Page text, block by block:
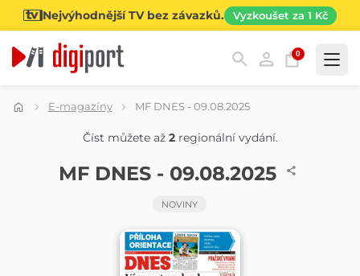
Nejvýhodnější TV bez závazků. Vyzkoušet za 1 Kč
0
Kategorie
E-magazíny MF DNES - 09.08.2025
MF DNES - 09.08.2025
NOVINY
Číst můžete až 2regionální vydání.